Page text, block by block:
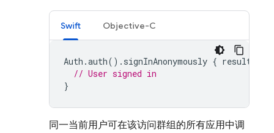
Swift Objective-C
Auth .auth(). signInAnonymously { result
// User signed in
}
同一当前用户可在该访问群组的所有应用中调